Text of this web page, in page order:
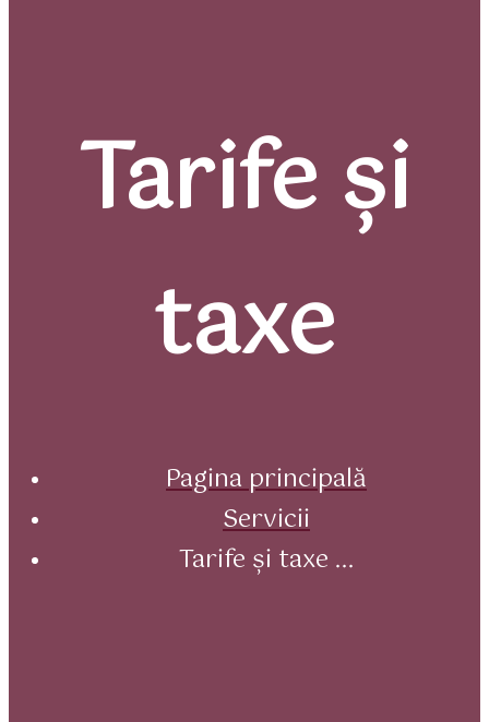
Tarife și
taxe
Pagina principală
Servicii
Tarife și taxe ...